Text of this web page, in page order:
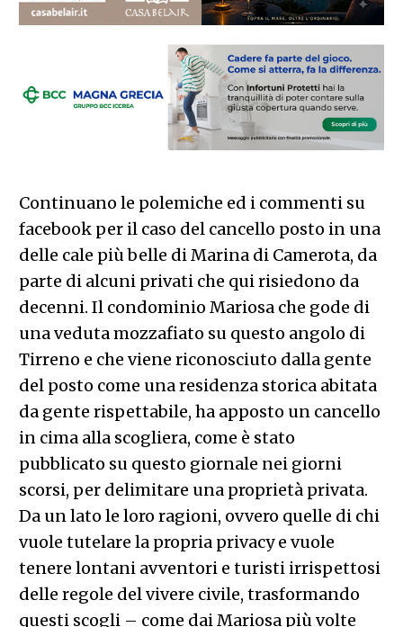
Continuano le polemiche ed i commenti su
facebook per il caso del cancello posto in una
delle cale più belle di Marina di Camerota, da
parte di alcuni privati che qui risiedono da
decenni. Il condominio Mariosa che gode di
una veduta mozzafiato su questo angolo di
Tirreno e che viene riconosciuto dalla gente
del posto come una residenza storica abitata
da gente rispettabile, ha apposto un cancello
in cima alla scogliera, come è stato
pubblicato su questo giornale nei giorni
scorsi, per delimitare una proprietà privata.
Da un lato le loro ragioni, ovvero quelle di chi
vuole tutelare la propria privacy e vuole
tenere lontani avventori e turisti irrispettosi
delle regole del vivere civile, trasformando
questi scogli – come dai Mariosa più volte